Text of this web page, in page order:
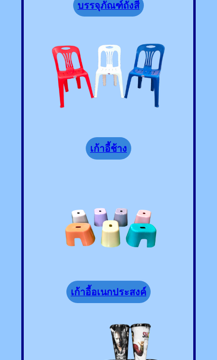
บรรจุภัณฑ์ถังสี
เก้าอี้ช้าง
เก้าอี้อเนกประสงค์